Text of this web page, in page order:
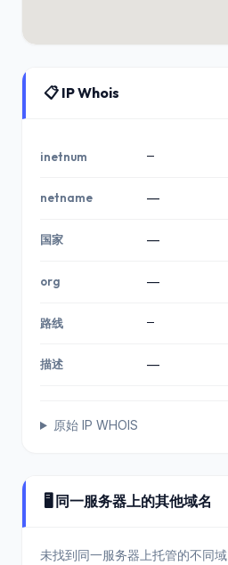
📋 IP Whois
inetnum —
netname —
国家 —
org —
路线 —
描述 —
原始 IP WHOIS
🖥️ 同一服务器上的其他域名
未找到同一服务器上托管的不同域